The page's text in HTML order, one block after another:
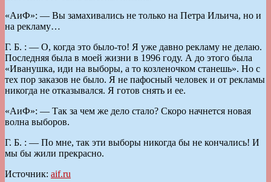
«AиФ»: — Вы замахивались не только на Петра Ильича, но и
на рекламу…
Г. Б. : — О, когда это было-то! Я уже давно рекламу не делаю.
Последняя была в моей жизни в 1996 году. А до этого была
«Иванушка, иди на выборы, а то козленочком станешь». Но с
тех пор заказов не было. Я не пафосный человек и от рекламы
никогда не отказывался. Я готов снять и ее.
«AиФ»: — Так за чем же дело стало? Скоро начнется новая
волна выборов.
Г. Б. : — По мне, так эти выборы никогда бы не кончались! И
мы бы жили прекрасно.
Источник: aif.ru